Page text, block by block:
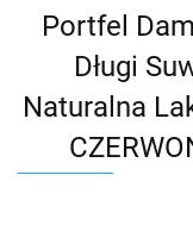
Portfel
Długi
Naturalna